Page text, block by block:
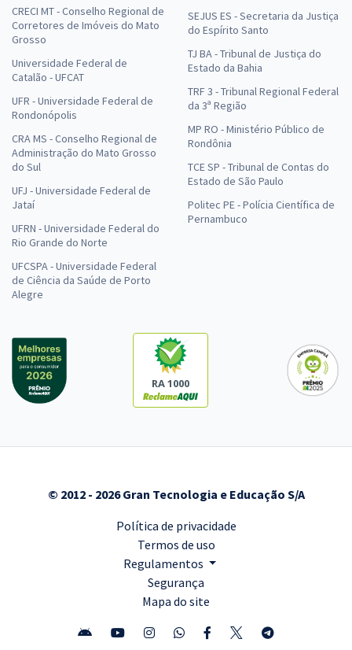
CRECI MT - Conselho Regional de
Corretores de Imóveis do Mato
Grosso
Universidade Federal de
Catalão - UFCAT
UFR - Universidade Federal de
Rondonópolis
CRA MS - Conselho Regional de
Administração do Mato Grosso
do Sul
UFJ - Universidade Federal de
Jataí
UFRN - Universidade Federal do
Rio Grande do Norte
UFCSPA - Universidade Federal
de Ciência da Saúde de Porto
Alegre
SEJUS ES - Secretaria da Justiça
do Espírito Santo
TJ BA - Tribunal de Justiça do
Estado da Bahia
TRF 3 - Tribunal Regional Federal
da 3ª Região
MP RO - Ministério Público de
Rondônia
TCE SP - Tribunal de Contas do
Estado de São Paulo
Politec PE - Polícia Científica de
Pernambuco
RA 1000
© 2012 - 2026 Gran Tecnologia e Educação S/A
Política de privacidade
Termos de uso
Regulamentos
Segurança
Mapa do site